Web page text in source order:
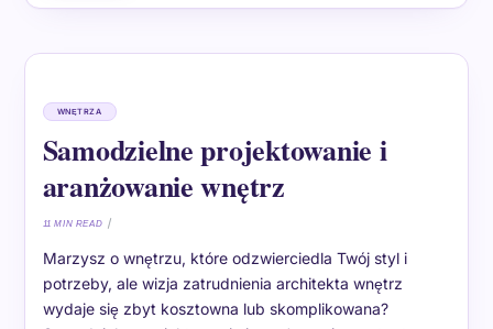
WNĘTRZA
Samodzielne projektowanie i
aranżowanie wnętrz
11 MIN READ
Marzysz o wnętrzu, które odzwierciedla Twój styl i
potrzeby, ale wizja zatrudnienia architekta wnętrz
wydaje się zbyt kosztowna lub skomplikowana?